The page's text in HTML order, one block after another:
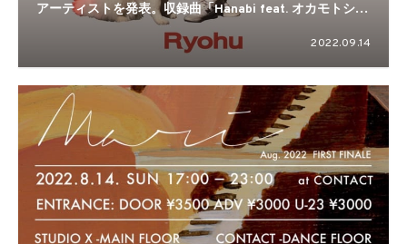
アーティストを発表。収録曲「Hanabi feat. オカモトショ
2022.09.14